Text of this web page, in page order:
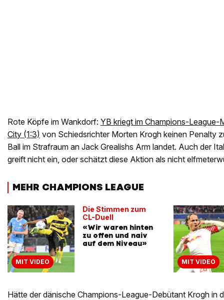
Rote Köpfe im Wankdorf: YB kriegt im Champions-
City (1:3) von Schiedsrichter Morten Krogh keinen Penalty
Ball im Strafraum an Jack Grealishs Arm landet. Auch der
greift nicht ein, oder schätzt diese Aktion als nicht
MEHR CHAMPIONS LEAGUE
MIT VIDEO
Die Stimmen zum
CL-Duell
«Wir waren hinten
zu offen und naiv
auf dem Niveau»
MIT VIDEO
Hätte der dänische Champions-League-Debütant Krogh in